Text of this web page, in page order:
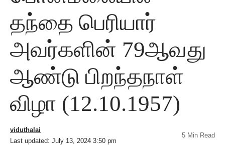
தந்தை பெரியார்
அவர்களின் 79ஆவது
ஆண்டு பிறந்தநாள்
விழா (12.10.1957)
Last updated: July 13, 2024 3:50 pm
viduthalai
5 Min Read